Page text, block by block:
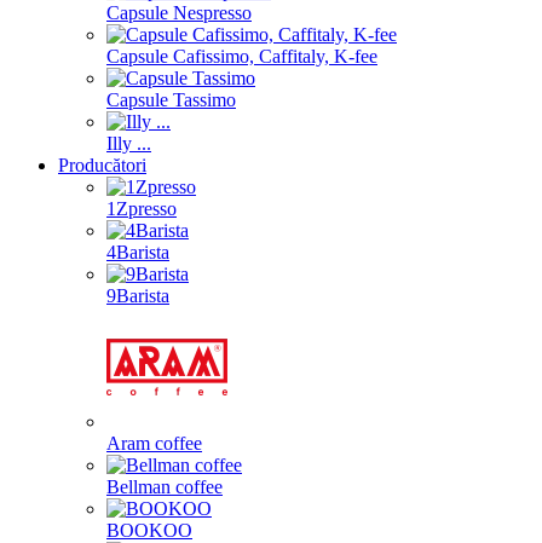
Capsule Nespresso
Capsule Cafissimo, Caffitaly, K-fee
Capsule Tassimo
Illy ...
Producători
1Zpresso
4Barista
9Barista
Aram coffee
Bellman coffee
BOOKOO